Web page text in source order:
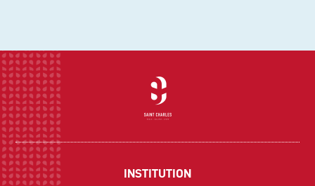
INSTITUTION